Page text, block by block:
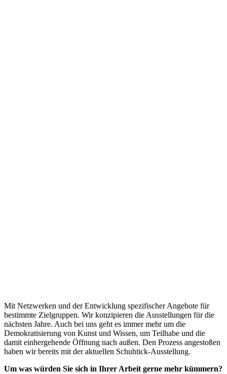
Mit Netzwerken und der Entwicklung spezifischer Angebote für
bestimmte Zielgruppen. Wir konzipieren die Ausstellungen für die
nächsten Jahre. Auch bei uns geht es immer mehr um die
Demokratisierung von Kunst und Wissen, um Teilhabe und die
damit einhergehende Öffnung nach außen. Den Prozess angestoßen
haben wir bereits mit der aktuellen Schuhtick-Ausstellung.
Um was würden Sie sich in Ihrer Arbeit gerne mehr kümmern?